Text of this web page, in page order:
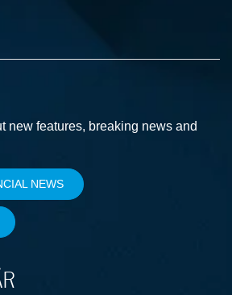
new features, breaking news and
NEWS